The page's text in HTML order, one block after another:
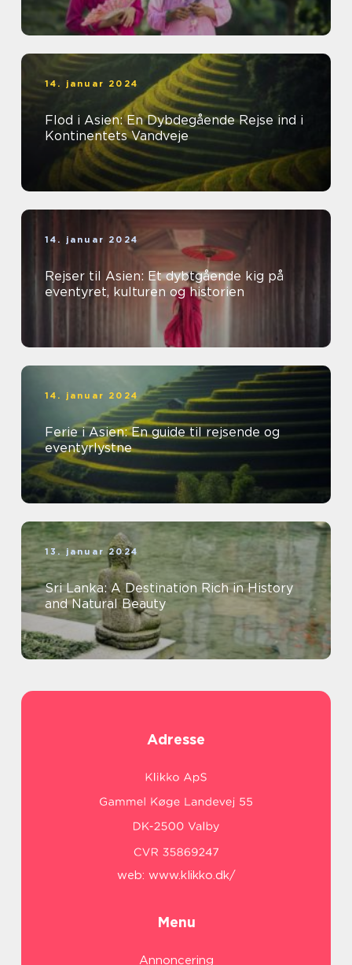
14. januar 2024
Flod i Asien: En Dybdegående Rejse ind i
Kontinentets Vandveje
14. januar 2024
Rejser til Asien: Et dybtgående kig på
eventyret, kulturen og historien
14. januar 2024
Ferie i Asien: En guide til rejsende og
eventyrlystne
13. januar 2024
Sri Lanka: A Destination Rich in History
and Natural Beauty
Adresse
web: www.klikko.dk/
Menu
Annoncering